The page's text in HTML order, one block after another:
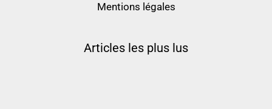
Mentions légales
Articles les plus lus